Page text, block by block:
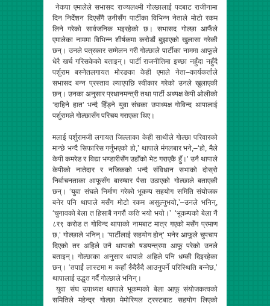
नेकपा एमालेले सभासद राज्यलक्ष्मी गोल्छालाई पदबाट राजीनामा
दिन निर्देशन दिएसँगै उनीसँग पार्टीका विभिन्न नेताले मोटो रकम
लिने गरेको सार्वजनिक भइरहेको छ। सभासद गोल्छा आफैंले
एमालेका नाममा विभिन्न शीर्षकमा करोडौं बुझाएको खुलासा गरेकी
छन्। उनले पत्रकार सम्मेलन गरी गोल्छाले पार्टीका नाममा आफूले
धेरै खर्च गरिसकेको बताइन्। पार्टी राजनीतिमा इच्छा नहुँदा नहुँदै
पर्शुराम बस्नेतलगायत मोरङका केही एमाले नेता–कार्यकर्ताले
सभासद बन्न प्रस्ताव ल्याएपछि स्वीकार गरेको उनले खुलाएकी
छन्। उनका अनुसार प्रधानमन्त्री तथा पार्टी अध्यक्ष केपी ओलीको
‘दाहिने हात’ भन्दै हिँड्ने युवा संघका उपाध्यक्ष गोविन्द थापालाई
पर्शुरामले गोल्छासँग परिचय गराएका थिए।
मलाई पर्शुरामजी लगायत जिल्लाका केही साथीले गोल्छा परिवारको
मान्छे भन्दै सिफारिस गर्नुभएको हो,’ थापाले मंगलबार भने,–‘हो, मैले
केपी कमरेड र विद्या भण्डारीसँग उहाँको भेट गराएकै हुँ।’ उनै थापाले
केपीको नातेदार र नजिकको भन्दै संविधान सभाको दोस्रो
निर्वाचनताका आफूसँग बारम्बार पैसा उठाएको गोल्छाले बताएकी
छन्। ‘युवा संघले निर्माण गरेको भूकम्प सहयोग समिति संयोजक
बनेर पनि थापाले मसँग मोटो रकम असुल्नुभयो,’–उनले भनिन्,
‘चुनावको बेला त हिसाबै नगरौं कति भयो भयो।’ ‘भूकम्पको बेला नै
८र९ करोड त गोविन्द थापाको नामबाट मात्र गएको मसँग प्रमाण
छ,’ गोल्छाले भनिन्। ‘पार्टीलाई सहयोग होन्’ भनेर आफूले चुपचाप
दिएको तर अहिले उनै थापाको षडयन्त्रमा आफू परेको उनले
बताइन्। गोल्छाका अनुसार थापाले अहिले पनि धम्की दिइरहेका
छन्। ‘तपाईं लास्टमा म कहाँ रुँदैरुँदै आउनुपर्ने परिस्थिति बन्नेछ,’
थापालाई उद्धृत गर्दै गोल्छाले भनिन्।
युवा संघ उपाध्यक्ष थापाले भूकम्पको बेला आफू संयोजकत्वको
समितिले महेन्द्र गोल्छा मेमोरियल ट्रस्टबाट सहयोग लिएको